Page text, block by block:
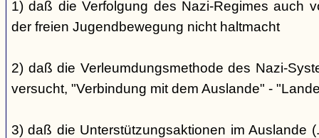
1) daß die Verfolgung des Nazi-Regimes auch
der freien Jugendbewegung nicht haltmacht
2) daß die Verleumdungsmethode des Nazi-
versucht, "Verbindung mit dem Auslande" -
3) daß die Unterstützungsaktionen im Auslande